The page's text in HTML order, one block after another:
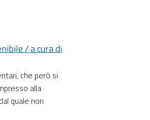
/ a cura di
che però si
alla
quale non